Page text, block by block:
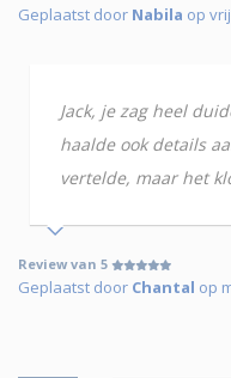
Geplaatst door Nabila op
Jack, je zag heel
haalde ook details
vertelde, maar het
Review van 5
Geplaatst door Chantal op